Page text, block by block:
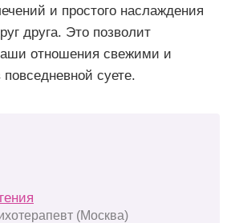
и простого наслаждения
друга. Это позволит
отношения свежими и
суете.
(Москва)